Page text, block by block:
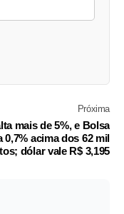
Próxima
mais de 5%, e Bolsa
0,7% acima dos 62 mil
dólar vale R$ 3,195